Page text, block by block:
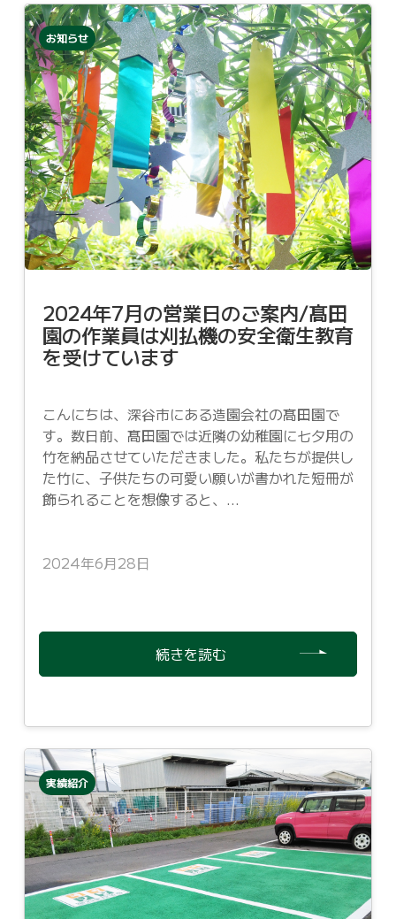
お知らせ
2024年7月の営業日のご案内/髙田
園の作業員は刈払機の安全衛生教育
を受けています
こんにちは、深谷市にある造園会社の髙田園で
す。数日前、髙田園では近隣の幼稚園に七夕用の
竹を納品させていただきました。私たちが提供し
た竹に、子供たちの可愛い願いが書かれた短冊が
飾られることを想像すると、...
2024年6月28日
続きを読む
実績紹介